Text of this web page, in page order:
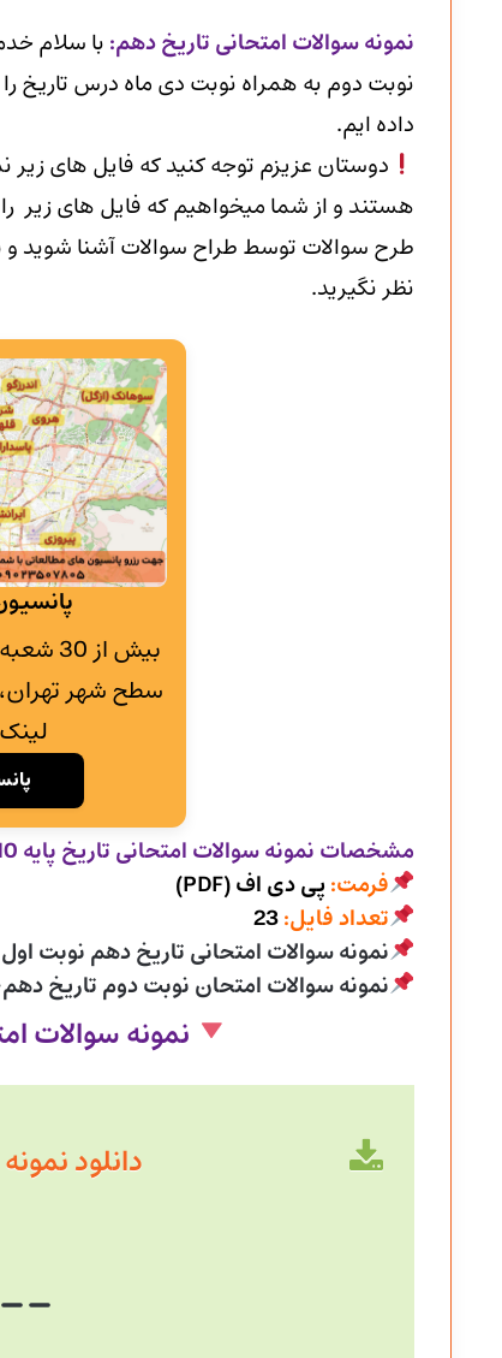
نمونه سوالات امتحانی تاریخ دهم: با سلام
نوبت دوم به همراه نوبت دی ماه درس تاریخ را
داده ایم.
دوستان عزیزم توجه کنید که فایل های
هستند و از شما میخواهیم که فایل های زیر
طرح سوالات توسط طراح سوالات آشنا شوید و
نظر نگیرید.
بیش
سطح شهر
مشخصات نمونه سوالات امتحانی تاریخ پایه 10:
فرمت: پی دی اف (PDF)
تعداد فایل:23
نمونه سوالات امتحانی تاریخ دهم نوبت اول
نمونه سوالات امتحان نوبت دوم تاریخ
نمونه سوالات
دانلود نمونه